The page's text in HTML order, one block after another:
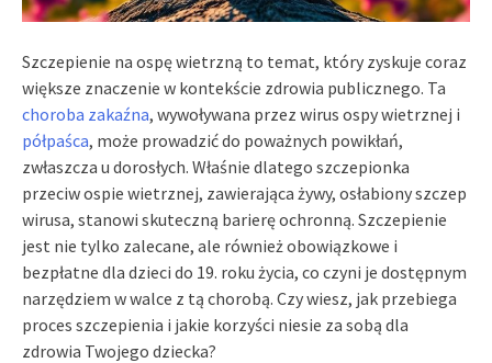
Szczepienie na ospę wietrzną to temat, który zyskuje coraz
większe znaczenie w kontekście zdrowia publicznego. Ta
choroba zakaźna, wywoływana przez wirus ospy wietrznej i
półpaśca, może prowadzić do poważnych powikłań,
zwłaszcza u dorosłych. Właśnie dlatego szczepionka
przeciw ospie wietrznej, zawierająca żywy, osłabiony szczep
wirusa, stanowi skuteczną barierę ochronną. Szczepienie
jest nie tylko zalecane, ale również obowiązkowe i
bezpłatne dla dzieci do 19. roku życia, co czyni je dostępnym
narzędziem w walce z tą chorobą. Czy wiesz, jak przebiega
proces szczepienia i jakie korzyści niesie za sobą dla
zdrowia Twojego dziecka?